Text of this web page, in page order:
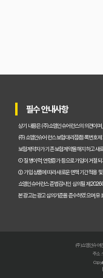
필수 안내사항
상기 내용은 (주)쇼엠인슈어런스의 의견이
(주)쇼엠인슈어런스 보험대리점(등록번호
보험계약자가 기존 보험계약을 해지하고 새
① 질병이력, 연령증가 등으로 가입이 거절되
② 가입 상품에 따라 새로운 면책기간 적용
쇼엠인슈어런스 준법감시인 심의필 제
본 광고는 광고심의기준을 준수하였으며, 유
(주)쇼엠인슈어
주소